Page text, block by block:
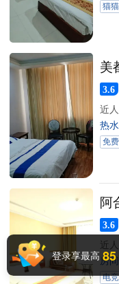
猫
美
3.6
近
热
免
阿
3.6
近
房
电
登录享最高 85